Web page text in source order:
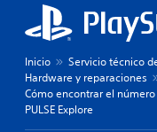
Inicio
Servicio técnico
Hardware y reparaciones
Cómo encontrar el
PULSE Explore